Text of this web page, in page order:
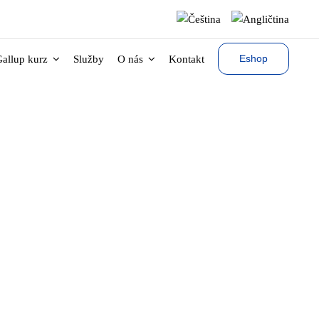
kurz Služby O nás Kontakt Eshop